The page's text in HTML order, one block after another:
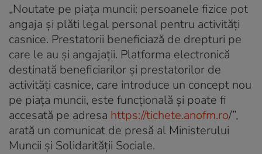
„Noutate pe piaţa muncii: persoanele fizice pot
angaja şi plăti legal personal pentru activităţi
casnice. Prestatorii beneficiază de drepturi pe
care le au şi angajaţii. Platforma electronică
destinată beneficiarilor şi prestatorilor de
activităţi casnice, care introduce un concept nou
pe piaţa muncii, este funcţională şi poate fi
accesată pe adresa https://tichete.anofm.ro/”,
arată un comunicat de presă al Ministerului
Muncii şi Solidarităţii Sociale.